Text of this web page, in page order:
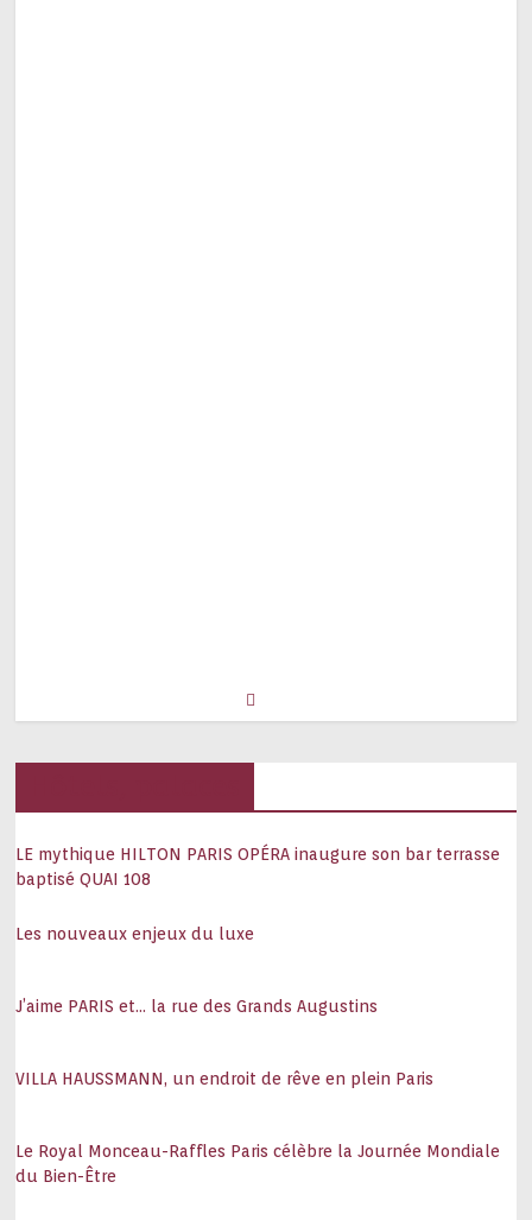
LE mythique HILTON PARIS OPÉRA inaugure son bar terrasse
baptisé QUAI 108
Les nouveaux enjeux du luxe
J’aime PARIS et… la rue des Grands Augustins
VILLA HAUSSMANN, un endroit de rêve en plein Paris
Le Royal Monceau-Raffles Paris célèbre la Journée Mondiale
du Bien-Être